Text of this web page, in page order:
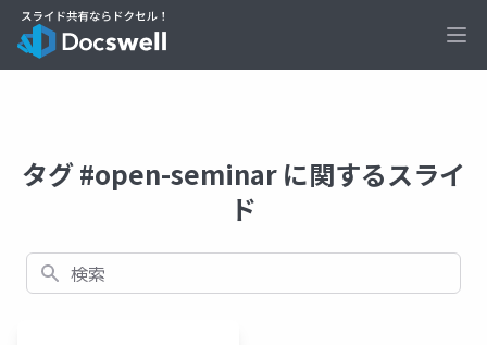
タグ #open-seminar に関するスライ
ド
検索